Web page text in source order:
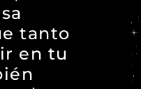
tanto
en tu